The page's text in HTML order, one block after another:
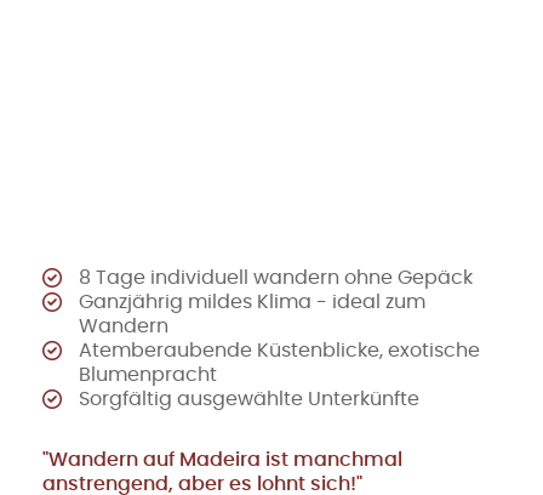
8 Tage individuell wandern ohne Gepäck
Ganzjährig mildes Klima - ideal zum
Wandern
Atemberaubende Küstenblicke, exotische
Blumenpracht
Sorgfältig ausgewählte Unterkünfte
"Wandern auf Madeira ist manchmal
anstrengend, aber es lohnt sich!"